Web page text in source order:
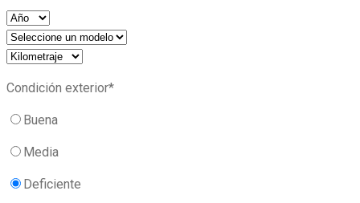
Condición exterior*
Buena
Media
Deficiente